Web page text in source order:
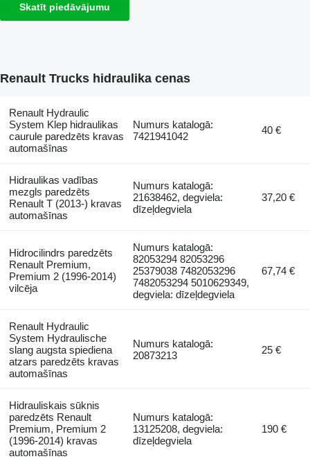
Skatīt piedāvājumu
Renault Trucks hidraulika cenas
Renault Hydraulic
System Klep hidraulikas
caurule paredzēts kravas
automašīnas
Numurs katalogā:
7421941042
40 €
Hidraulikas vadības
mezgls paredzēts
Renault T (2013-) kravas
automašīnas
Numurs katalogā:
21638462, degviela:
dīzeļdegviela
37,20 €
Hidrocilindrs paredzēts
Renault Premium,
Premium 2 (1996-2014)
vilcēja
Numurs katalogā:
82053294 82053296
25379038 7482053296
7482053294 5010629349,
degviela: dīzeļdegviela
67,74 €
Renault Hydraulic
System Hydraulische
slang augsta spiediena
atzars paredzēts kravas
automašīnas
Numurs katalogā:
20873213
25 €
Hidrauliskais sūknis
paredzēts Renault
Premium, Premium 2
(1996-2014) kravas
automašīnas
Numurs katalogā:
13125208, degviela:
dīzeļdegviela
190 €